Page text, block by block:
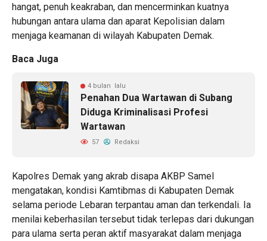
hangat, penuh keakraban, dan mencerminkan kuatnya
hubungan antara ulama dan aparat Kepolisian dalam
menjaga keamanan di wilayah Kabupaten Demak.
Baca Juga
4 bulan lalu
Penahan Dua Wartawan di Subang
Diduga Kriminalisasi Profesi
Wartawan
57 Redaksi
Kapolres Demak yang akrab disapa AKBP Samel
mengatakan, kondisi Kamtibmas di Kabupaten Demak
selama periode Lebaran terpantau aman dan terkendali. Ia
menilai keberhasilan tersebut tidak terlepas dari dukungan
para ulama serta peran aktif masyarakat dalam menjaga